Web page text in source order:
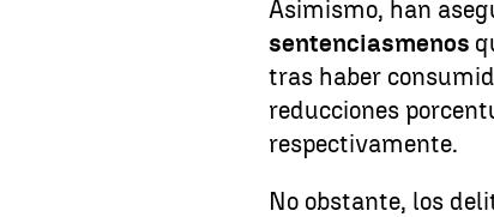
Asimismo, han
sentenciasmenos
tras haber
reducciones
respectivamente.
No obstante, los